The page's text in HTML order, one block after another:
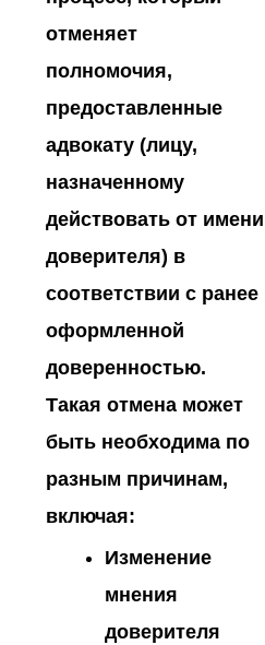
отменяет
полномочия,
предоставленные
адвокату (лицу,
назначенному
действовать от имени
доверителя) в
соответствии с ранее
оформленной
доверенностью.
Такая отмена может
быть необходима по
разным причинам,
включая:
Изменение
мнения
доверителя